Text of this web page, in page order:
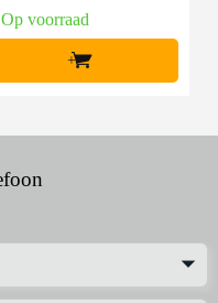
Op voorraad
+